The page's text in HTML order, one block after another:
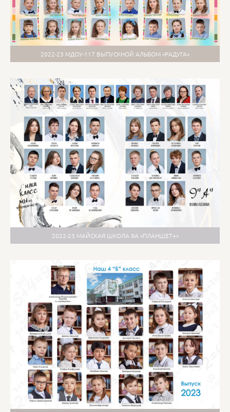
2022-23 МДОУ-117 ВЫПУСКНОЙ АЛЬБОМ «РАДУГА»
2022-23 МАЙСКАЯ ШКОЛА 9А «ПЛАНШЕТ+»